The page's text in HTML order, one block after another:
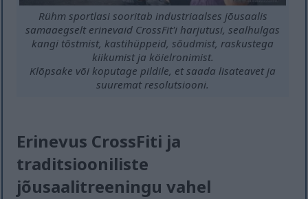
Rühm sportlasi sooritab industriaalses jõusaalis
samaaegselt erinevaid CrossFit'i harjutusi, sealhulgas
kangi tõstmist, kastihüppeid, sõudmist, raskustega
kiikumist ja köielronimist.
Klõpsake või koputage pildile, et saada lisateavet ja
suuremat resolutsiooni.
Erinevus CrossFiti ja
traditsiooniliste
jõusaalitreeningu vahel